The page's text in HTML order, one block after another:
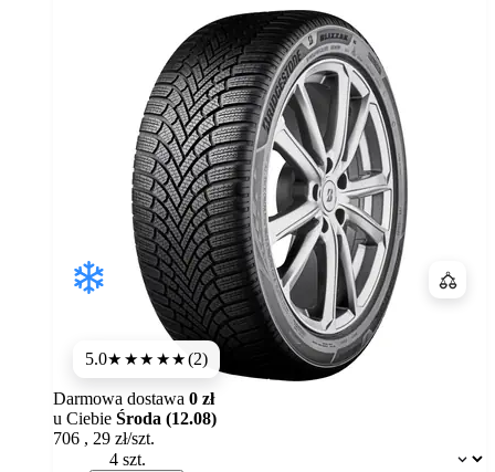
5.0★★★★★(2)
Dostępność:
Darmowa dostawa 0 zł
u Ciebie Środa (12.08)
706 , 29 zł/szt.